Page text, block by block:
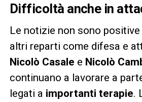
Difficoltà anche in
Le notizie non sono positive
altri reparti come difesa e
Nicolò Casale e Nicolò
continuano a lavorare a
legati a importanti terapie.